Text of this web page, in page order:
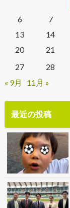
6
7
13
14
20
21
27
28
« 9月
11月 »
最近の投稿